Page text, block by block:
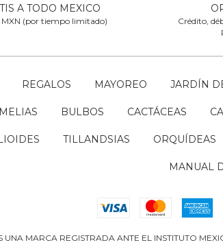
A TODO MEXICO
MXN (por tiempo limitado)
Crédito,
REGALOS MAYOREO JARDÍN
BULBOS CACTÁCEAS
TILLANDSIAS ORQUÍDEAS
MANUAL
UNA MARCA REGISTRADA ANTE EL INSTITUTO